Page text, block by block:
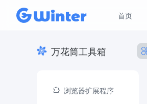
首页
万花筒工具箱
浏览器扩展程序